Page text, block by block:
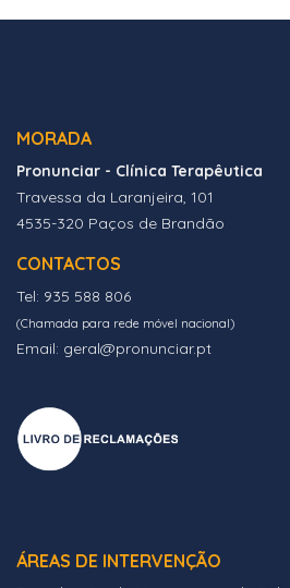
MORADA
Pronunciar - Clínica Terapêutica
Travessa da Laranjeira, 101
4535-320 Paços de Brandão
CONTACTOS
Tel: 935 588 806
(Chamada para rede móvel nacional)
Email: geral@pronunciar.pt
ÁREAS DE INTERVENÇÃO